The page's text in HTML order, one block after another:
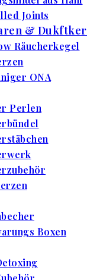
Joints
&
Räucherkegel
ONA
Perlen
Boxen